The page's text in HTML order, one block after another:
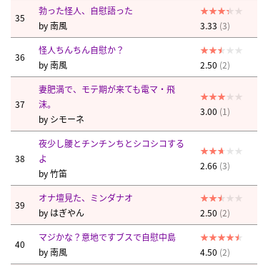
35
勃った怪人、自慰語った
by南風 3.33 (3)
36
怪人ちんちん自慰か？
by南風 2.50 (2)
37
妻肥満で、モテ期が来ても電マ・飛
沫。
by シモーネ
3.00 (1)
38
夜少し腰とチンチンちとシコシコする
よ
by竹笛
2.66 (3)
39
オナ壇見た、ミンダナオ
by はぎやん 2.50 (2)
40
マジかな？意地ですブスで自慰中島
by南風 4.50 (2)